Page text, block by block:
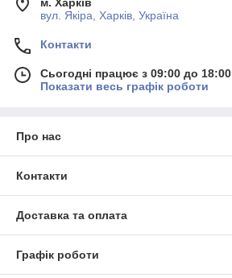
вул. Якіра, Харків, Україна
Контакти
Сьогодні працює з 09:00 до 18:00
Показати весь графік роботи
Про нас
Контакти
Доставка та оплата
Графік роботи